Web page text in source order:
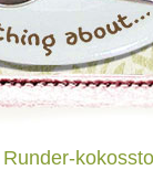
Runder-